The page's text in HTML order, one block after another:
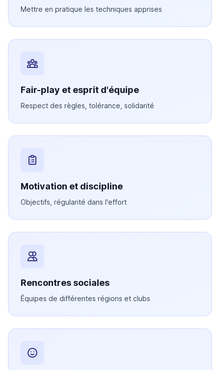
Mettre en pratique les techniques apprises
Fair-play et esprit d'équipe
Respect des règles, tolérance, solidarité
Motivation et discipline
Objectifs, régularité dans l'effort
Rencontres sociales
Équipes de différentes régions et clubs